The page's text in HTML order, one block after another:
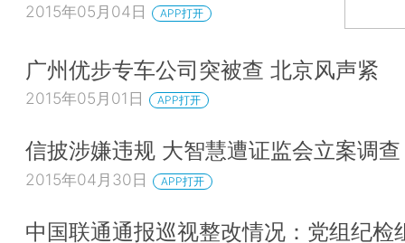
2015年05月04日 APP打开
广州优步专车公司突被查 北京风声紧
2015年05月01日 APP打开
信披涉嫌违规 大智慧遭证监会立案调查
2015年04月30日 APP打开
中国联通通报巡视整改情况：党组纪检